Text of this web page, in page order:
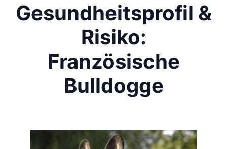
Gesundheitsprofil &
Risiko:
Französische
Bulldogge